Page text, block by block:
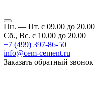
Пн. — Пт. с 09.00 до 20.00
Сб., Вс. с 10.00 до 20.00
+7 (499) 397-86-50
info@cem-cement.ru
Заказать обратный звонок